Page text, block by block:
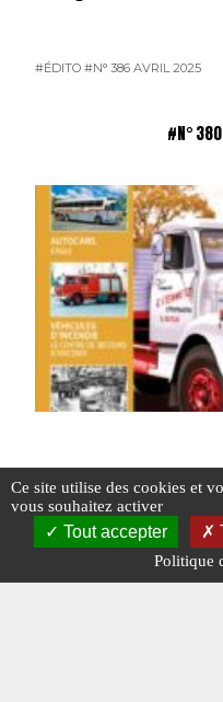
#ÉDITO #N° 386 AVRIL 2025
#N°
Charge utile n°380
Consultable en format
#N° 380 OCTOBRE 2024
Ce site utilise des cookies et
vous souhaitez activer
Tout accepter
Politique